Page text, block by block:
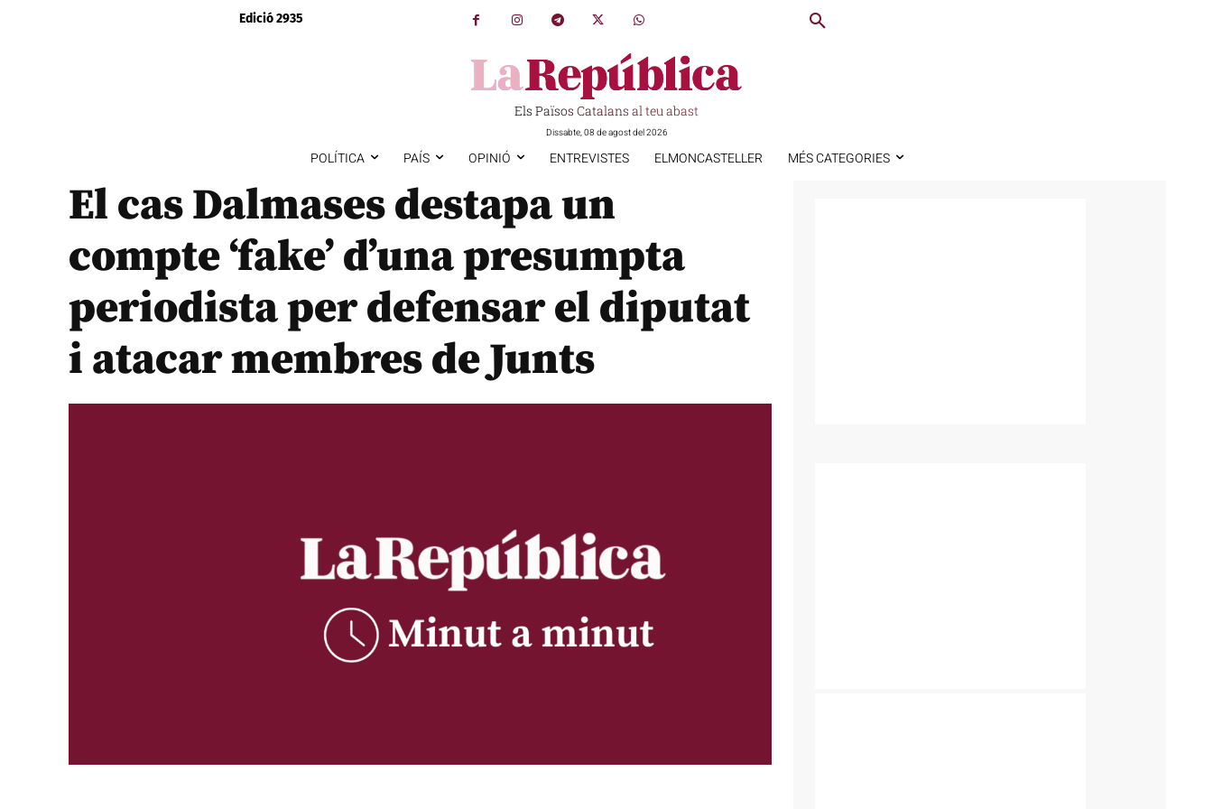
Edició 2935
Els Països Catalans al teu abast
Dissabte, 08 de agost del 2026
POLÍTICA PAÍS OPINIÓ ENTREVISTES ELMONCASTELLER MÉS CATEGORIES
El cas Dalmases destapa un
compte ‘fake’ d’una presumpta
periodista per defensar el diputat
i atacar membres de Junts